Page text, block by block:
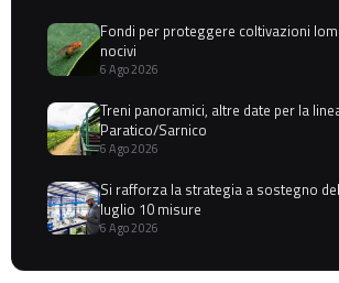
Fondi per proteggere coltivazioni
nocivi
6 Ago 2026
Treni panoramici, altre date per la
Paratico/Sarnico
6 Ago 2026
Si rafforza la strategia a sostegno
luglio 10 misure
6 Ago 2026